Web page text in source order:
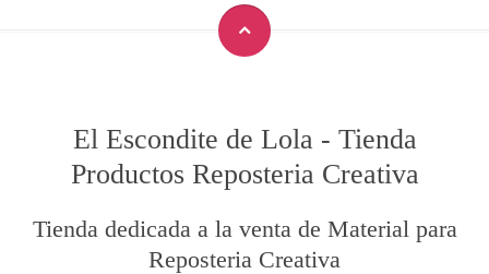
El Escondite de Lola - Tienda
Productos Reposteria Creativa
Tienda dedicada a la venta de Material para
Reposteria Creativa